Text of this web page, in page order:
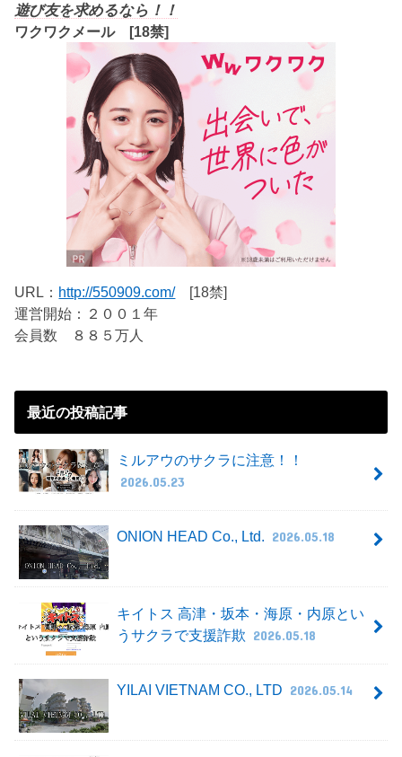
遊び友を求めるなら！！
ワクワクメール [18禁]
URL： http://550909.com/[18禁]
運営開始：２００１年
会員数 ８８５万人
最近の投稿記事
ミルアウのサクラに注意！！
2026.05.23
ONION HEAD Co., Ltd. 2026.05.18
キイトス 高津・坂本・海原・内原とい
うサクラで支援詐欺 2026.05.18
YILAI VIETNAM CO., LTD 2026.05.14